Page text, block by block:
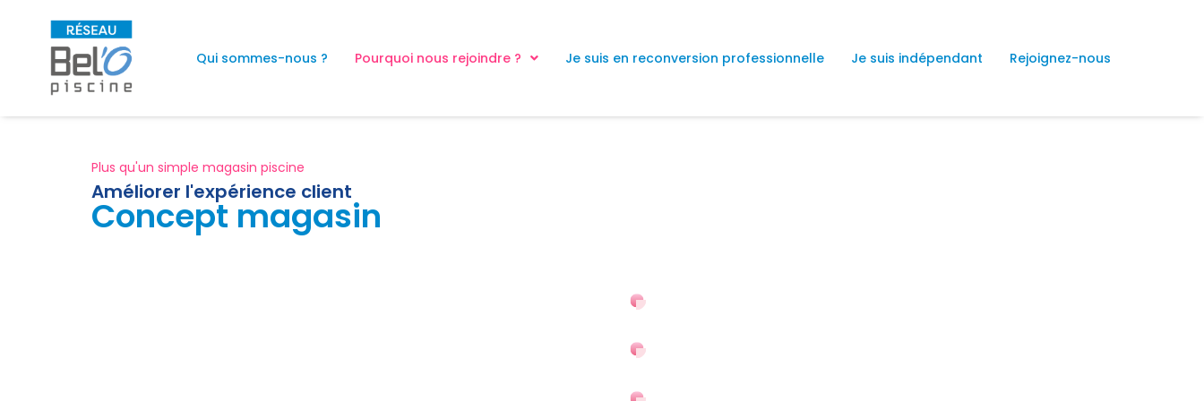
Qui sommes-nous ? Pourquoi nous rejoindre ? Je suis en reconversion professionnelle Je suis indépendant Rejoignez-nous
Plus qu'un simple magasin piscine
Améliorer l'expérience client
Concept magasin